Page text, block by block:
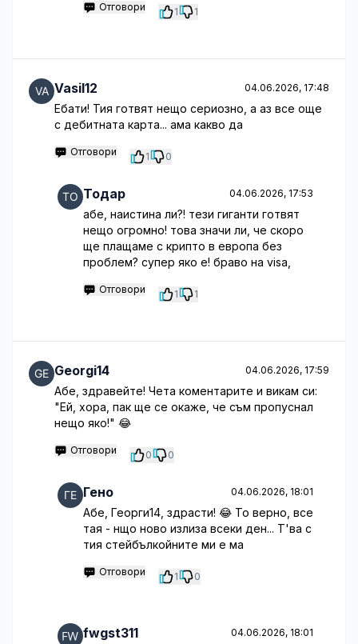
Отговори 1 1
Vasil12 04.06.2026, 17:48
Ебати! Тия готвят нещо сериозно, а аз все още
с дебитната карта... ама какво да
Отговори 1 0
Тодар 04.06.2026, 17:53
абе, наистина ли?! тези гиганти готвят
нещо огромно! това значи ли, че скоро
ще плащаме с крипто в европа без
проблем? супер яко е! браво на visa,
Отговори 1 1
Georgi14 04.06.2026, 17:59
Абе, здравейте! Чета коментарите и викам си:
"Ей, хора, пак ще се окаже, че съм пропуснал
нещо яко!" 😂
Отговори 0 0
Гено 04.06.2026, 18:01
Абе, Георги14, здрасти! 😂 То верно, все
тая - нщо ново излиза всеки ден... Т'ва с
тия стейбълкойните ми е ма
Отговори 1 0
fwgst311 04.06.2026, 18:01